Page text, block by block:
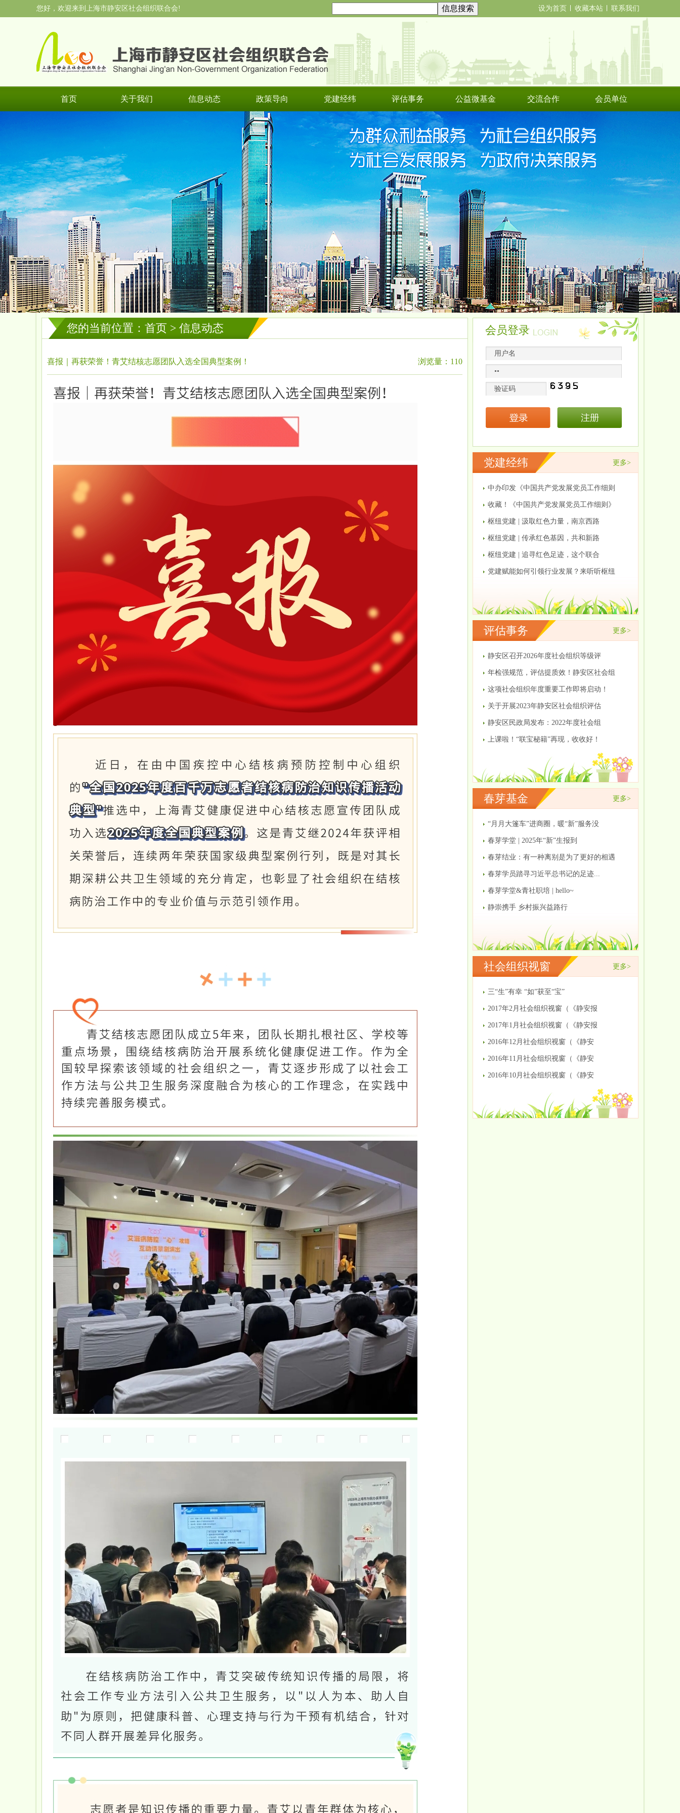
您好，欢迎来到上海市静安区社会组织联合会! 设为首页 收藏本站 联系我们
首页 关于我们 信息动态 政策导向 党建经纬 评估事务 公益微基金 交流合作 会员单位
您的当前位置：首页 > 信息动态
喜报｜再获荣誉！青艾结核志愿团队入选全国典型案例！ 浏览量：110
会员登录
党建经纬 更多>
中办印发《中国共产党发展党员工作细则
收藏！《中国共产党发展党员工作细则》
枢纽党建 | 汲取红色力量，南京西路
枢纽党建 | 传承红色基因，共和新路
枢纽党建 | 追寻红色足迹，这个联合
党建赋能如何引领行业发展？来听听枢纽
评估事务 更多>
静安区召开2026年度社会组织等级评
年检强规范，评估提质效！静安区社会组
这项社会组织年度重要工作即将启动！
关于开展2023年静安区社会组织评估
静安区民政局发布：2022年度社会组
上课啦！“联宝秘籍”再现，收收好！
春芽基金 更多>
“月月大篷车”进商圈，暖“新”服务没
春芽学堂 | 2025年“新”生报到
春芽结业：有一种离别是为了更好的相遇
春芽学员踏寻习近平总书记的足迹...
春芽学堂&青社职培 | hello~
静崇携手 乡村振兴益路行
社会组织视窗 更多>
三“生”有幸 “如”获至“宝”
2017年2月社会组织视窗（《静安报
2017年1月社会组织视窗（《静安报
2016年12月社会组织视窗（《静安
2016年11月社会组织视窗（《静安
2016年10月社会组织视窗（《静安